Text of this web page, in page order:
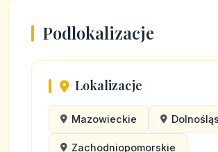
Podlokalizacje
Lokalizacje
Mazowieckie
Zachodniopomorskie